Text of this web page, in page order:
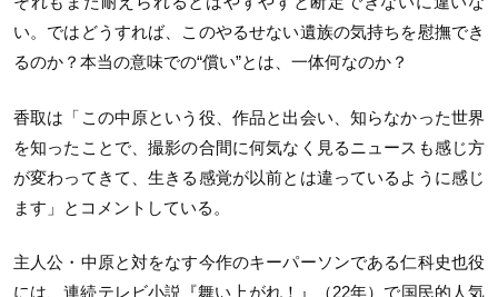
い。ではどうすれば、このやるせない遺族の気持ちを慰撫でき
るのか？本当の意味での“償い”とは、一体何なのか？
香取は「この中原という役、作品と出会い、知らなかった世界
を知ったことで、撮影の合間に何気なく見るニュースも感じ方
が変わってきて、生きる感覚が以前とは違っているように感じ
ます」とコメントしている。
主人公・中原と対をなす今作のキーパーソンである仁科史也役
には、連続テレビ小説『舞い上がれ！』（22年）で国民的人気